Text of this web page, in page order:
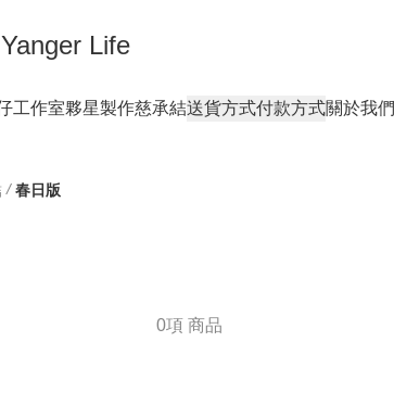
Life
工作室夥星製作慈承結送貨方式付款方式關於我們
/ 春日版
0項 商品